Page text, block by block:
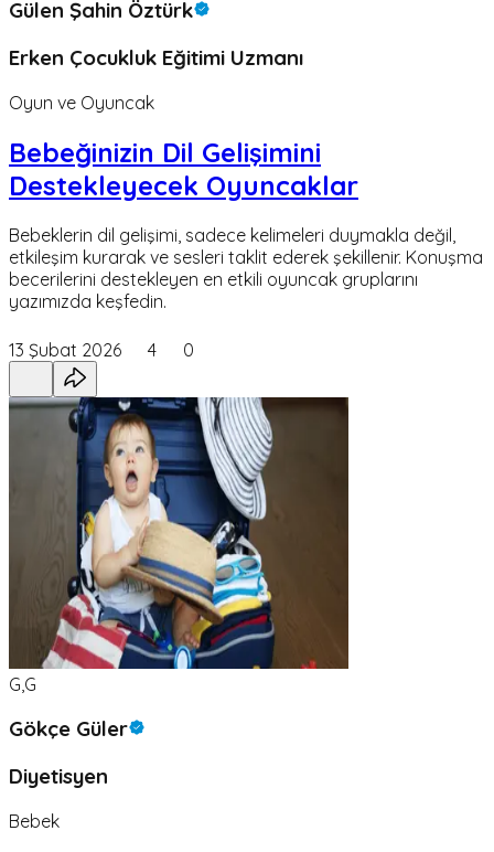
Gülen Şahin Öztürk
Erken Çocukluk Eğitimi Uzmanı
Oyun ve Oyuncak
Bebeğinizin Dil Gelişimini
Destekleyecek Oyuncaklar
Bebeklerin dil gelişimi, sadece kelimeleri duymakla değil,
etkileşim kurarak ve sesleri taklit ederek şekillenir. Konuşma
becerilerini destekleyen en etkili oyuncak gruplarını
yazımızda keşfedin.
13 Şubat 2026 4 0
G,G
Gökçe Güler
Diyetisyen
Bebek